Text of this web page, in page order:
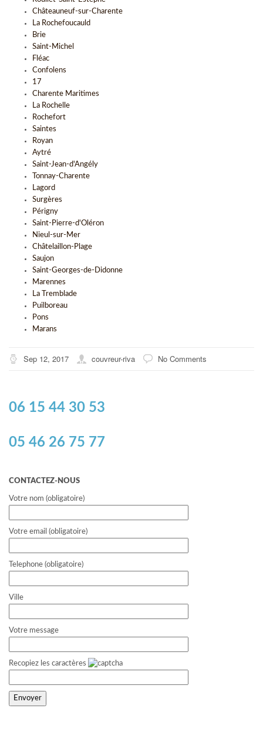
Châteauneuf-sur-Charente
La Rochefoucauld
Brie
Saint-Michel
Fléac
Confolens
17
Charente Maritimes
La Rochelle
Rochefort
Saintes
Royan
Aytré
Saint-Jean-d'Angély
Tonnay-Charente
Lagord
Surgères
Périgny
Saint-Pierre-d'Oléron
Nieul-sur-Mer
Châtelaillon-Plage
Saujon
Saint-Georges-de-Didonne
Marennes
La Tremblade
Puilboreau
Pons
Marans
Sep 12, 2017 couvreur-riva No Comments
06 15 44 30 53
05 46 26 75 77
CONTACTEZ-NOUS
Votre nom (obligatoire)
Votre email (obligatoire)
Telephone (obligatoire)
Ville
Votre message
Recopiez les caractères